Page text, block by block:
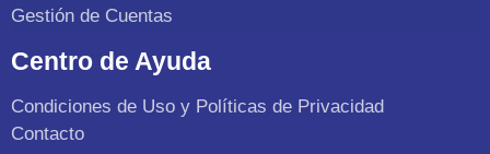
Gestión de Cuentas
Centro de Ayuda
Condiciones de Uso y Políticas de Privacidad
Contacto